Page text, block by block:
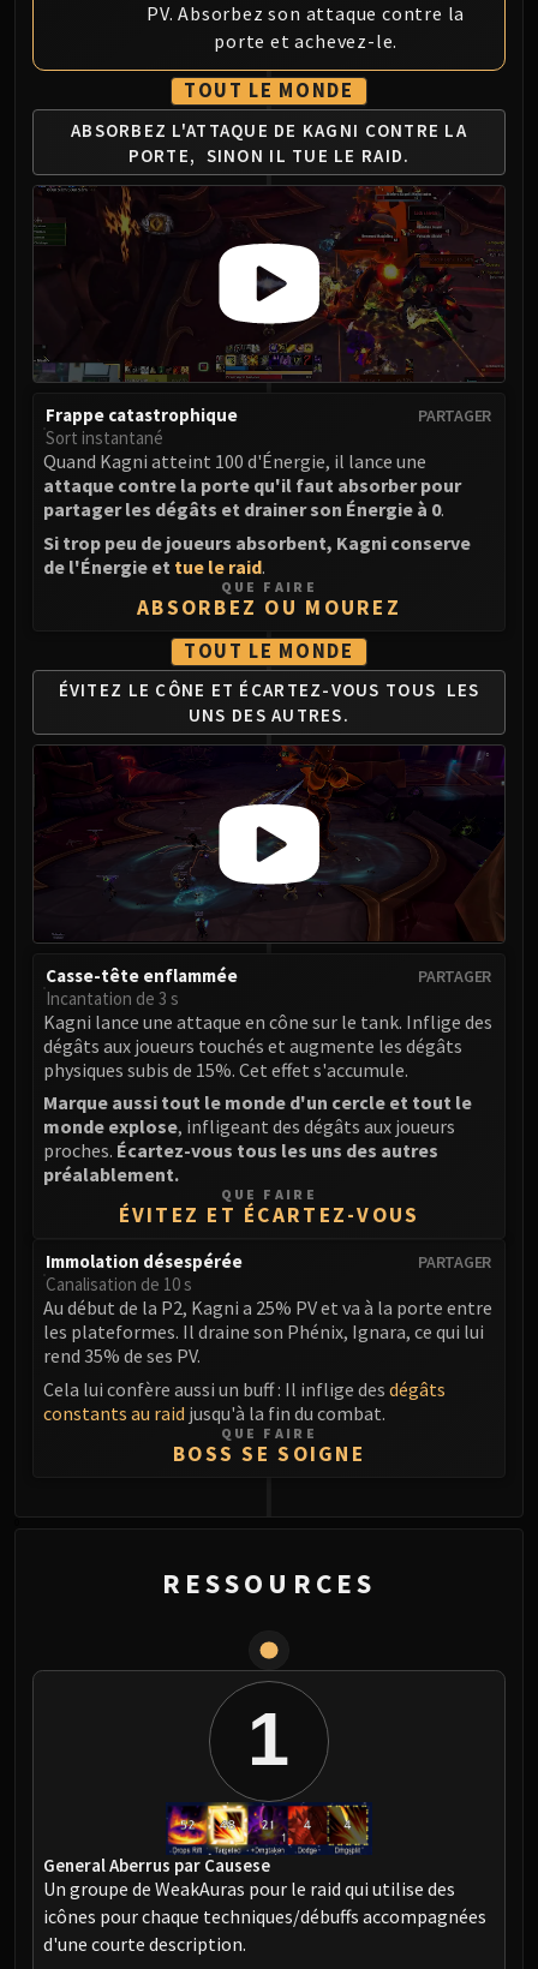
PV. Absorbez son attaque contre la
porte et achevez-le.
TOUT LE MONDE
ABSORBEZ L'ATTAQUE DE KAGNI CONTRE LA
PORTE, SINON IL TUE LE RAID.
PARTAGER
Frappe catastrophique
Sort instantané
Quand Kagni atteint 100 d'Énergie, il lance une
attaque contre la porte qu'il faut absorber pour
partager les dégâts et drainer son Énergie à 0.
Si trop peu de joueurs absorbent, Kagni conserve
de l'Énergie et tue le raid.
QUE FAIRE
ABSORBEZ OU MOUREZ
TOUT LE MONDE
ÉVITEZ LE CÔNE ET ÉCARTEZ-VOUS TOUS LES
UNS DES AUTRES.
PARTAGER
Casse-tête enflammée
Incantation de 3 s
Kagni lance une attaque en cône sur le tank. Inflige des
dégâts aux joueurs touchés et augmente les dégâts
physiques subis de 15%. Cet effet s'accumule.
Marque aussi tout le monde d'un cercle et tout le
monde explose, infligeant des dégâts aux joueurs
proches. Écartez-vous tous les uns des autres
préalablement.
QUE FAIRE
ÉVITEZ ET ÉCARTEZ-VOUS
PARTAGER
Immolation désespérée
Canalisation de 10 s
Au début de la P2, Kagni a 25% PV et va à la porte entre
les plateformes. Il draine son Phénix, Ignara, ce qui lui
rend 35% de ses PV.
Cela lui confère aussi un buff : Il inflige des dégâts
constants au raid jusqu'à la fin du combat.
QUE FAIRE
BOSS SE SOIGNE
RESSOURCES
1
General Aberrus par Causese
Un groupe de WeakAuras pour le raid qui utilise des
icônes pour chaque techniques/débuffs accompagnées
d'une courte description.